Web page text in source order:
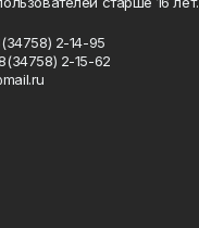
2-14-95
2-15-62